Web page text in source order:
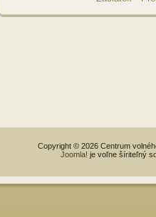
Copyright © 2026 Centrum
Joomla! je voľne šíriteľný